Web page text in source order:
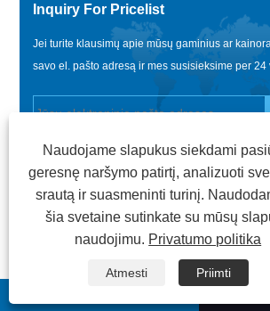
Inquiry For Pricelist
Jei turite klausimų apie mūsų gaminius ar
savo el. pašto adresą ir mes susisieksime per 24
AUTORINĖS TEISĖS © 2022 XIAMEN
„FLIP FLOPS“, „SANDALS“ ŠLEPETĖS,
VISOS TEISĖS
SITEMAP|RSS|XML
Naudojame slapukus siekdami
geresnę naršymo patirtį, analizuoti
srautą ir suasmeninti turinį.
šia svetaine sutinkate su mūsų
naudojimu. Privatumo politika
Atmesti
Priimti